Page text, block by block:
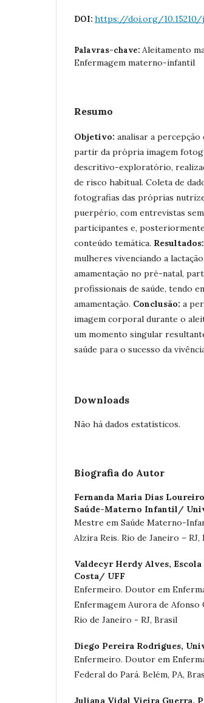
DOI: https://doi.org/10.15210/
Palavras-chave: Aleitamento
Enfermagem materno-infantil
Resumo
Objetivo: analisar a
partir da própria imagem
descritivo-exploratório,
de risco habitual. Coleta de
fotografias das próprias
puerpério, com entrevistas
participantes e,
conteúdo temática. Resultados:
mulheres vivenciando a
amamentação no pré-natal,
profissionais de saúde, tendo
amamentação. Conclusão: a
imagem corporal durante o
um momento singular
saúde para o sucesso da
Downloads
Não há dados estatísticos.
Biografia do Autor
Fernanda Maria Dias Loureiro
Saúde-Materno Infantil/
Mestre em Saúde Materno-
Alzira Reis. Rio de Janeiro – RJ,
Valdecyr Herdy Alves,
Costa/ UFF
Enfermeiro. Doutor em
Enfermagem Aurora de Afonso
Rio de Janeiro - RJ, Brasil
Diego Pereira Rodrigues,
Enfermeiro. Doutor em
Federal do Pará. Belém, PA,
Juliana Vidal Vieira Guerra,